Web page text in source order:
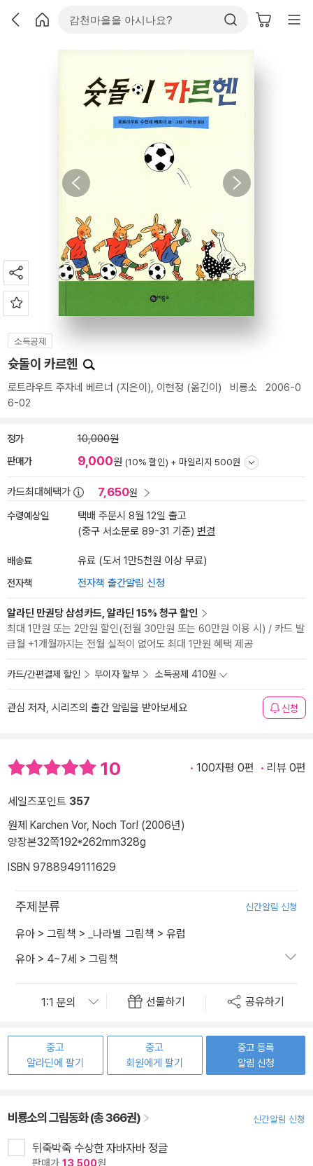
소득공제
슛돌이 카르헨
로트라우트 주자네 베르너 (지은이), 이현정 (옮긴이) 비룡소 2006-0
6-02
정가 10,000원
판매가 9,000원 (10% 할인) + 마일리지 500원
카드최대혜택가 7,650원
수령예상일
택배 주문시 8월 12일 출고
(중구 서소문로 89-31 기준) 변경
배송료 유료 (도서 1만5천원 이상 무료)
전자책 전자책 출간알림 신청
알라딘 만권당 삼성카드, 알라딘 15% 청구 할인
최대 1만원 또는 2만원 할인(전월 30만원 또는 60만원 이용 시) / 카드 발
급월 +1개월까지는 전월 실적이 없어도 최대 1만원 혜택 제공
카드/간편결제 할인 무이자 할부 소득공제 410원
관심 저자, 시리즈의 출간 알림을 받아보세요 신청
10 100자평 0편 리뷰 0편
세일즈포인트 357
원제 Karchen Vor, Noch Tor! (2006년)
양장본32쪽192*262mm328g
ISBN 9788949111629
주제분류 신간알림 신청
유아 > 그림책 > _나라별 그림책 > 유럽
유아 > 4~7세 > 그림책
선물하기 공유하기
중고
알라딘에 팔기
중고
회원에게 팔기
중고 등록
알림 신청
비룡소의 그림동화 (총 366권) 신간알림 신청
뒤죽박죽 수상한 자바자바 정글
판매가 13,500원